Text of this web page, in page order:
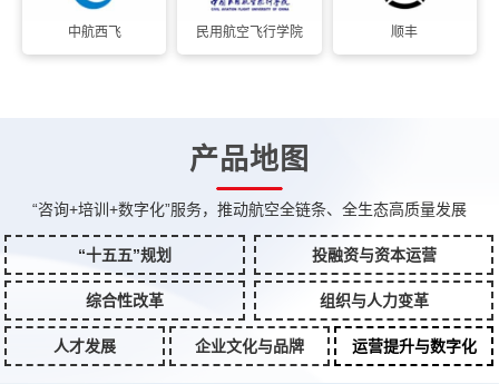
中航西飞 民用航空飞行学院 顺丰
产品地图
“咨询+培训+数字化”服务，推动航空全链条、全生态高质量发展
“十五五”规划 投融资与资本运营
综合性改革 组织与人力变革
人才发展 企业文化与品牌 运营提升与数字化